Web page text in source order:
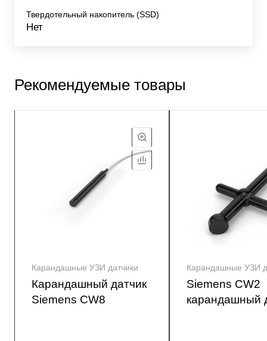
Твердотельный накопитель (SSD)
Нет
Рекомендуемые товары
Карандашные УЗИ датчики
Карандашный датчик
Siemens CW8
Карандашные УЗИ
Siemens CW2
карандашный